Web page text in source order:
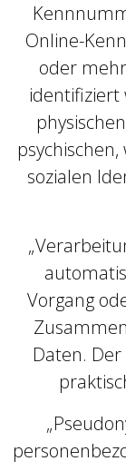
Online-
oder
identifiziert
sozialen
Vorgang
Daten.